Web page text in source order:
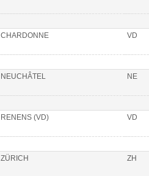
CHARDONNE VD
NEUCHÂTEL NE
RENENS (VD) VD
ZÜRICH ZH